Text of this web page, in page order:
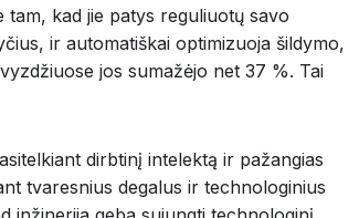
tam, kad jie patys reguliuotų savo
ir automatiškai optimizuoja šildymo,
jos sumažėjo net 37 %. Tai
dirbtinį intelektą ir pažangias
tvaresnius degalus ir technologinius